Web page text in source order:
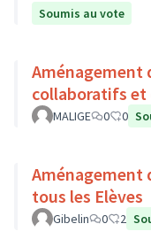
Soumis au vote
Aménagement
collaboratifs et
MALIGE 0 0
Aménagement
tous les Elèves
Gibelin 0 2